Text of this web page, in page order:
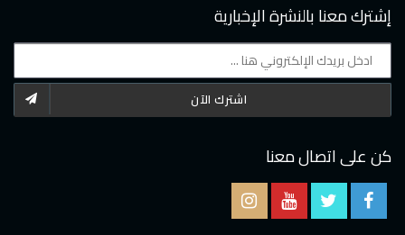
إشترك معنا بالنشرة الإخبارية
اشترك الآن
كن على اتصال معنا